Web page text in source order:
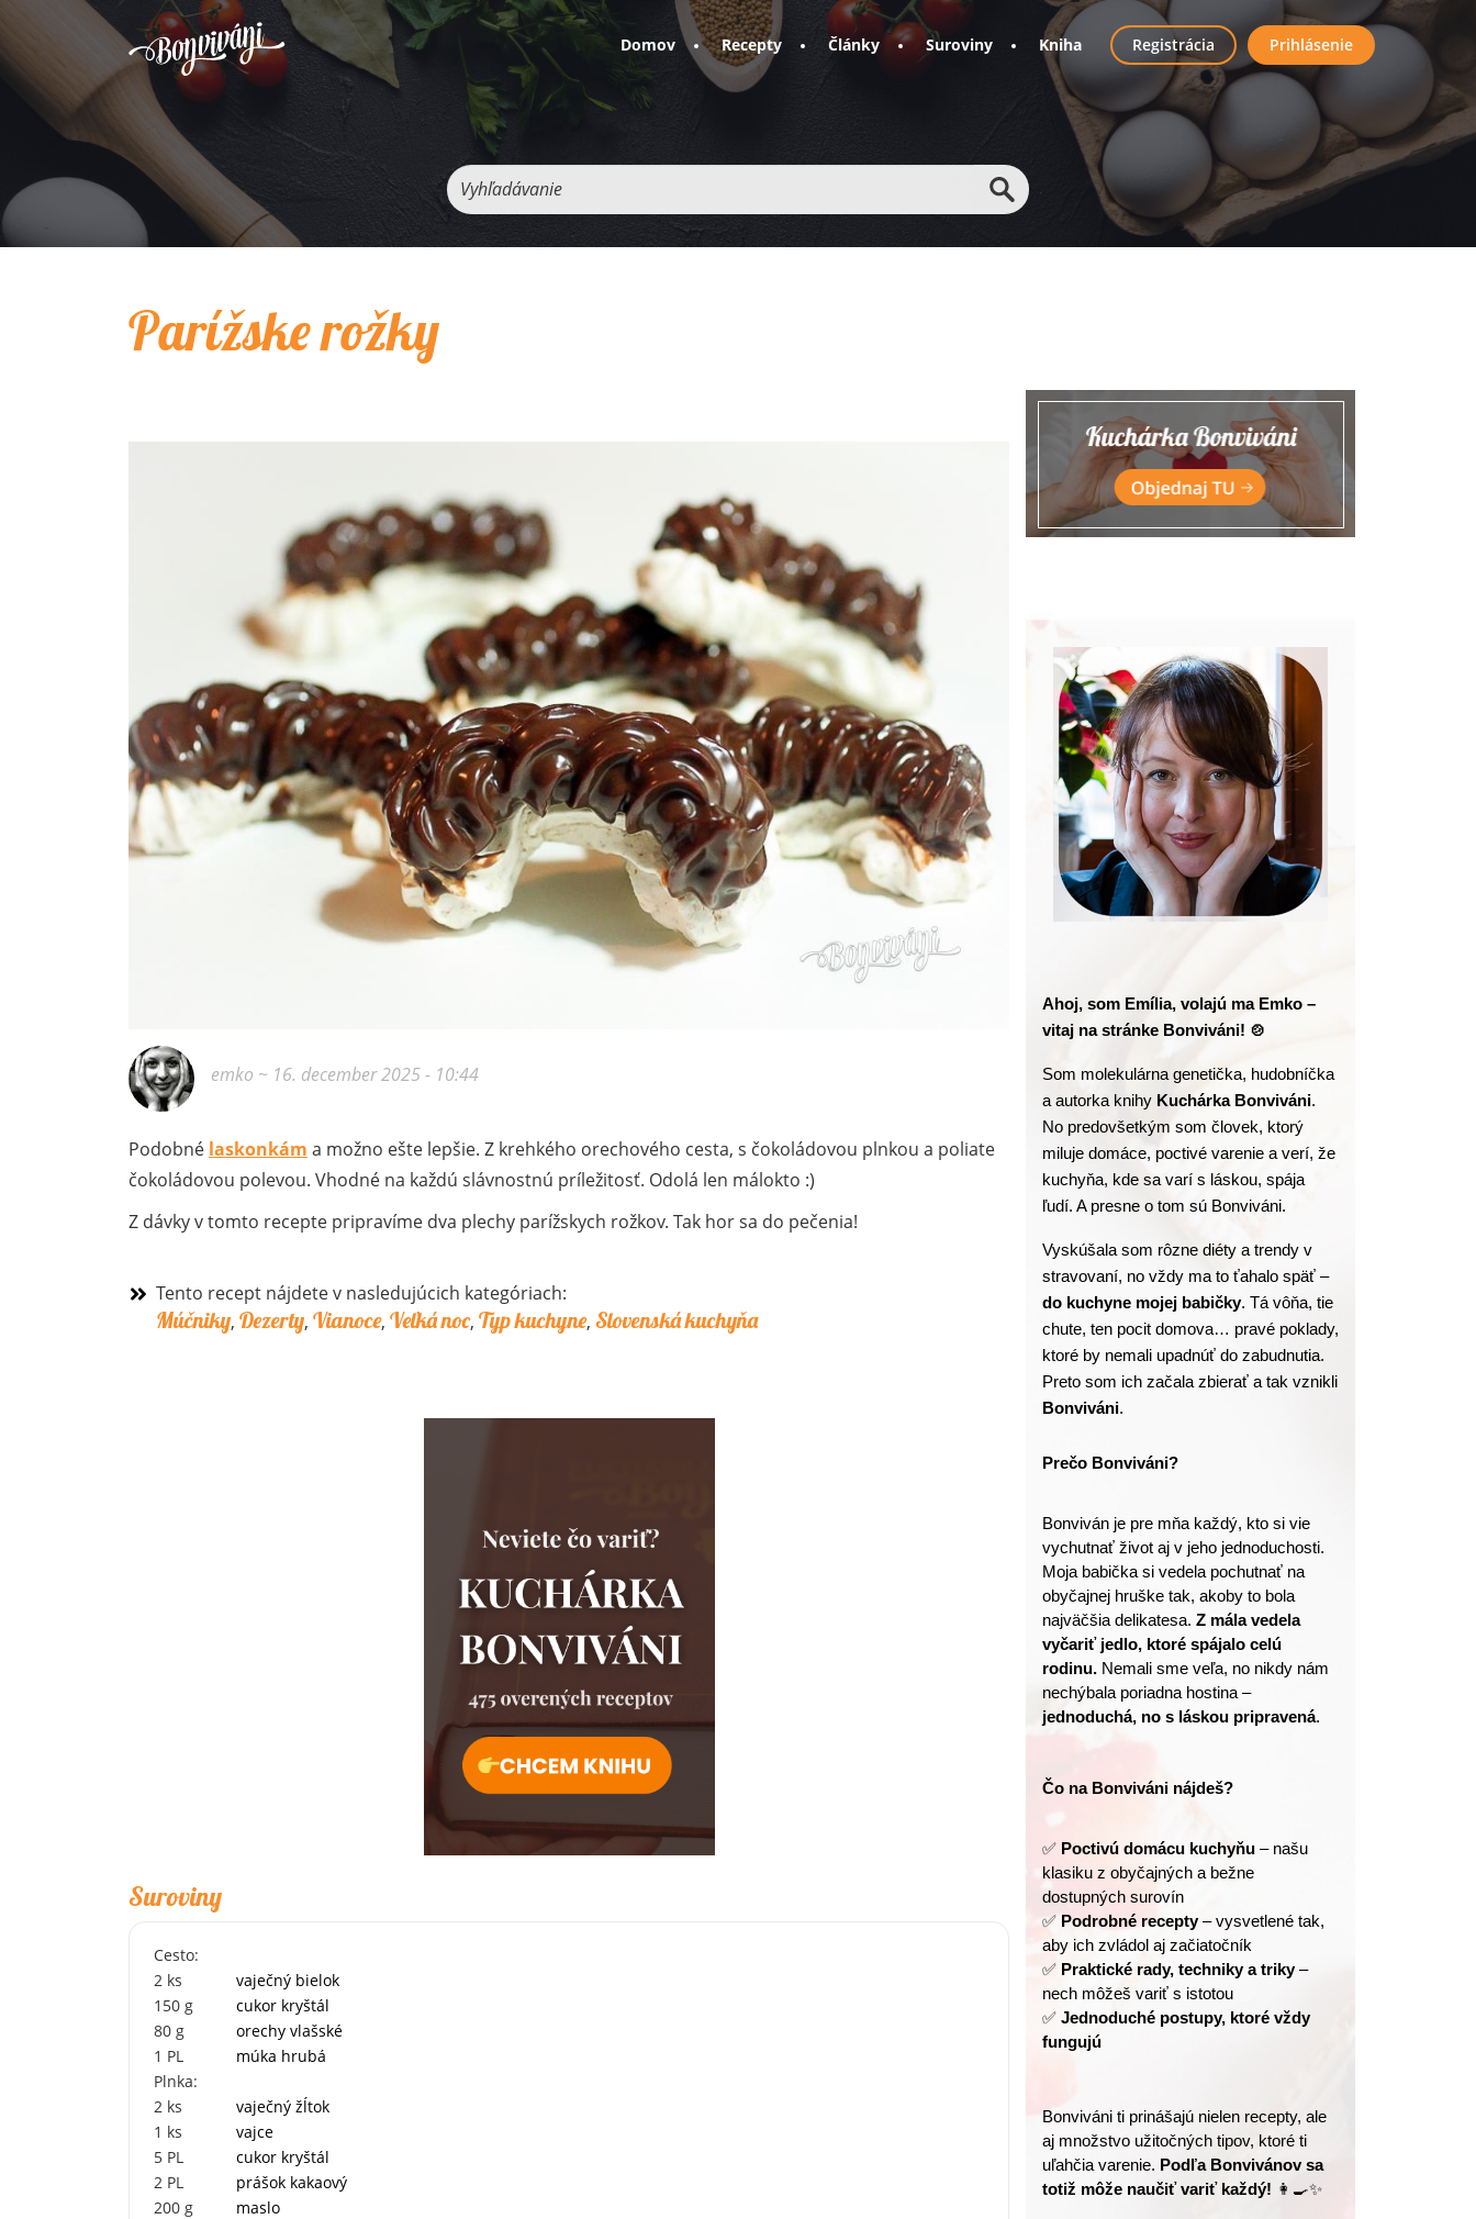
Domov Recepty Články Suroviny Kniha
User
account
menu
Registrácia Prihlásenie
Vyhľadávanie
Parížske rožky
emko ~ 16. december 2025 - 10:44
Podobné laskonkám a možno ešte lepšie. Z krehkého orechového cesta, s čokoládovou plnkou a poliate
čokoládovou polevou. Vhodné na každú slávnostnú príležitosť. Odolá len málokto :)
Z dávky v tomto recepte pripravíme dva plechy parížskych rožkov. Tak hor sa do pečenia!
Tento recept nájdete v nasledujúcich kategóriach:
Múčniky, Dezerty, Vianoce, Veľká noc, Typ kuchyne, Slovenská kuchyňa
Suroviny
Cesto:
2 ks
vaječný bielok
150 g
cukor kryštál
80 g
orechy vlašské
1 PL
múka hrubá
Plnka:
2 ks
vaječný žĺtok
1 ks
vajce
5 PL
cukor kryštál
2 PL
prášok kakaový
200 g
maslo
Ahoj, som Emília, volajú ma Emko –
vitaj na stránke Bonviváni! 🍲
Som molekulárna genetička, hudobníčka
a autorka knihy Kuchárka Bonviváni.
No predovšetkým som človek, ktorý
miluje domáce, poctivé varenie a verí, že
kuchyňa, kde sa varí s láskou, spája
ľudí. A presne o tom sú Bonviváni.
Vyskúšala som rôzne diéty a trendy v
stravovaní, no vždy ma to ťahalo späť –
do kuchyne mojej babičky. Tá vôňa, tie
chute, ten pocit domova… pravé poklady,
ktoré by nemali upadnúť do zabudnutia.
Bonviváni.
Prečo Bonviváni?
Bonviván je pre mňa každý, kto si vie
vychutnať život aj v jeho jednoduchosti.
Moja babička si vedela pochutnať na
obyčajnej hruške tak, akoby to bola
najväčšia delikatesa. Z mála vedela
vyčariť jedlo, ktoré spájalo celú
rodinu. Nemali sme veľa, no nikdy nám
nechýbala poriadna hostina –
jednoduchá, no s láskou pripravená.
Čo na Bonviváni nájdeš?
✅ Poctivú domácu kuchyňu – našu
klasiku z obyčajných a bežne
dostupných surovín
✅ Podrobné recepty – vysvetlené tak,
aby ich zvládol aj začiatočník
✅ Praktické rady, techniky a triky –
nech môžeš variť s istotou
✅ Jednoduché postupy, ktoré vždy
fungujú
Bonviváni ti prinášajú nielen recepty, ale
aj množstvo užitočných tipov, ktoré ti
uľahčia varenie. Podľa Bonvivánov sa
totiž môže naučiť variť každý! 👩‍🍳✨